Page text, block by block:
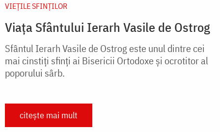
VIEŢILE SFINŢILOR
Viața Sfântului Ierarh Vasile de Ostrog
Sfântul Ierarh Vasile de Ostrog este unul dintre cei
mai cinstiți sfinți ai Bisericii Ortodoxe și ocrotitor al
poporului sârb.
citește mai mult